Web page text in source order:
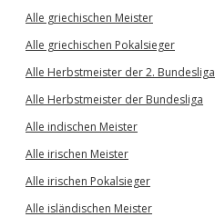
Alle griechischen Meister
Alle griechischen Pokalsieger
Alle Herbstmeister der 2. Bundesliga
Alle Herbstmeister der Bundesliga
Alle indischen Meister
Alle irischen Meister
Alle irischen Pokalsieger
Alle isländischen Meister